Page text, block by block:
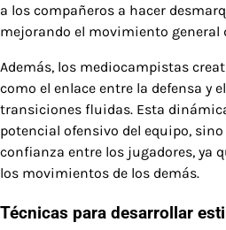
a los compañeros a hacer
mejorando el movimiento general
Además, los mediocampistas
como el enlace entre la defensa y
transiciones fluidas. Esta
potencial ofensivo del equipo,
confianza entre los jugadores, ya
los movimientos de los demás.
Técnicas para desarrollar